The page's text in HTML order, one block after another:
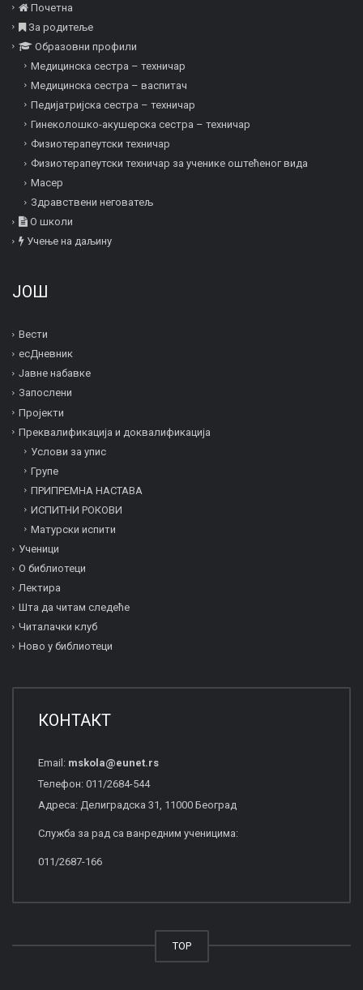
Почетна
За родитеље
Образовни профили
Медицинска сестра – техничар
Медицинска сестра – васпитач
Педијатријска сестра – техничар
Гинеколошко-акушерска сестра – техничар
Физиотерапеутски техничар
Физиотерапеутски техничар за ученике оштећеног вида
Mасер
Здравствени неговатељ
О школи
Учење на даљину
ЈОШ
Вести
есДневник
Јавне набавке
Запослени
Пројекти
Преквалификација и дoквалификација
Услови за упис
Групе
ПРИПРЕМНА НАСТАВА
ИСПИТНИ РОКОВИ
Матурски испити
Ученици
О библиотеци
Лектира
Шта да читам следеће
Читалачки клуб
Ново у библиотеци
КОНТАКТ
Email: mskola@eunet.rs
Телефон: 011/2684-544
Адреса: Делиградска 31, 11000 Београд
Служба за рад са ванредним ученицима:
011/2687-166
TOP